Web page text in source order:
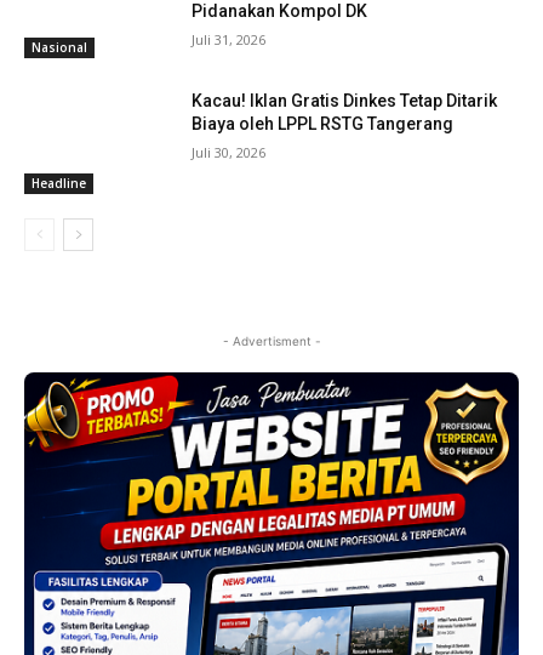
Nasional
Pidanakan Kompol DK
Juli 31, 2026
Headline
Kacau! Iklan Gratis Dinkes Tetap Ditarik
Biaya oleh LPPL RSTG Tangerang
Juli 30, 2026
- Advertisment -